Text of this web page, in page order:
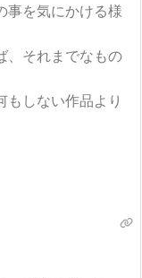
事を気にかける様
、それまでなもの
しない作品より